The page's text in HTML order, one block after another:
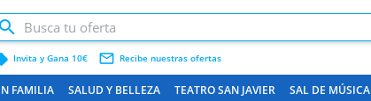
Invita y Gana 10€ mail_outline Recibe nuestras ofertas
FAMILIA SALUD Y BELLEZA TEATRO SAN JAVIER SAL DE MÚSICA